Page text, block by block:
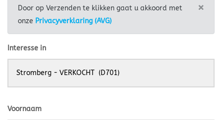
×
Door op Verzenden te klikken gaat u akkoord met
onze Privacyverklaring (AVG)
Interesse in
Voornaam